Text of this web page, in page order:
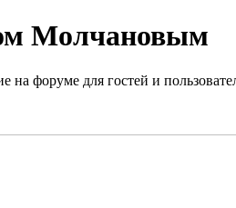
Молчановым
форуме для гостей и